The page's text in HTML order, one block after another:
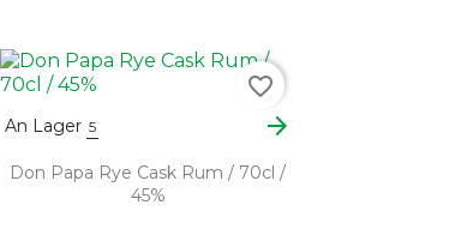
An Lager 5 arrow_forward
Don Papa Rye Cask Rum / 70cl /
45%
favorite_border